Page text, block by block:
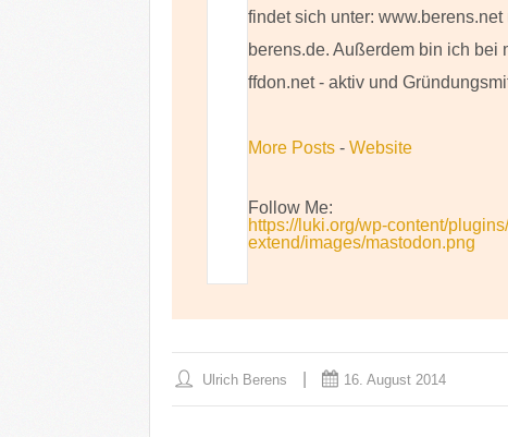
findet sich unter:
berens.de. Außerdem bin ich
ffdon.net - aktiv und
More Posts -Website
Follow Me:
https://luki.org/wp-content/
extend/images/mastodon.png
Ulrich Berens 16. August 2014